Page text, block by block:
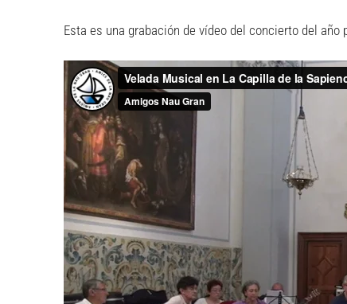
Esta es una grabación de vídeo del concierto del año